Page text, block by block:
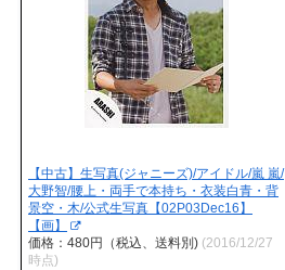
【中古】生写真(ジャニーズ)/アイドル/嵐 嵐/
大野智/腰上・両手で本持ち・衣装白青・背
景空・木/公式生写真【02P03Dec16】
【画】
価格：480円（税込、送料別) (2016/12/27
時点)